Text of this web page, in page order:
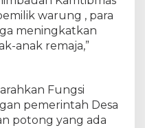
warung , para
meningkatkan
anak remaja,”
Fungsi
pemerintah Desa
potong yang ada